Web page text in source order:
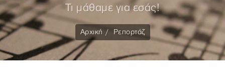
Τι μάθαμε για εσάς!
Αρχική Ρεπορτάζ